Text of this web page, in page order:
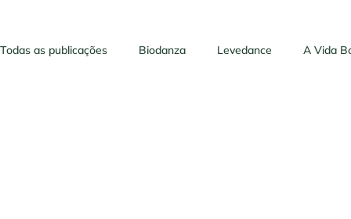
Todas as publicações Biodanza Levedance A Vida